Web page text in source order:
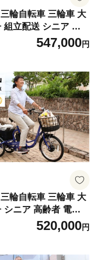
輪自転車 三輪車 大
組立配送 シニア 高
院 買い物 ギフト 免
ン BEPN18 福岡
547,000円
輪自転車 三輪車 大
シニア 高齢者 電動
カゴ付き 通院 買い
フト 免許返納 プレゼ
520,000円